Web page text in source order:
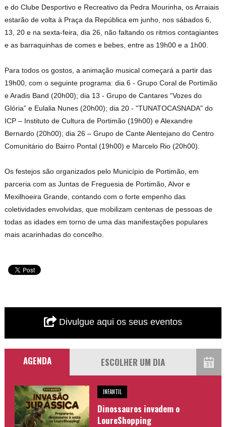
e do Clube Desportivo e Recreativo da Pedra Mourinha, os Arraiais
estarão de volta à Praça da República em junho, nos sábados 6,
13, 20 e na sexta-feira, dia 26, não faltando os ritmos contagiantes
e as barraquinhas de comes e bebes, entre as 19h00 e a 1h00.
Para todos os gostos, a animação musical começará a partir das
19h00, com o seguinte programa: dia 6 - Grupo Coral de Portimão
e Aradis Band (20h00); dia 13 - Grupo de Cantares “Vozes do
Glória” e Eulalia Nunes (20h00); dia 20 - "TUNATOCASNADA" do
ICP – Instituto de Cultura de Portimão (19h00) e Alexandre
Bernardo (20h00); dia 26 – Grupo de Cante Alentejano do Centro
Comunitário do Bairro Pontal (19h00) e Marcelo Rio (20h00).
Os festejos são organizados pelo Município de Portimão, em
parceria com as Juntas de Freguesia de Portimão, Alvor e
Mexilhoeira Grande, contando com o forte empenho das
coletividades envolvidas, que mobilizam centenas de pessoas de
todas as idades em torno de uma das manifestações populares
mais acarinhadas do concelho.
Divulgue aqui os seus eventos
AGENDA
INFANTIL
Dinossauros invadem o
LoureShopping